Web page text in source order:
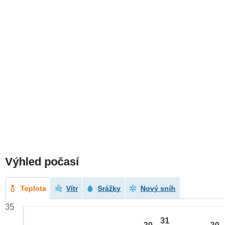
Výhled počasí
Teplota Vítr Srážky Nový sníh
31
35